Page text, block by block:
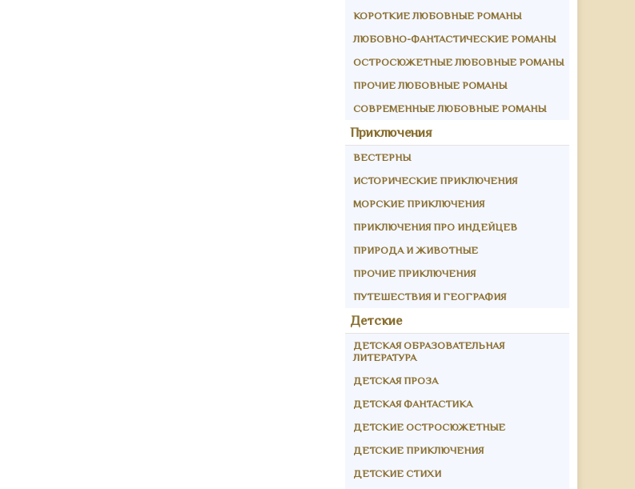
КОРОТКИЕ ЛЮБОВНЫЕ РОМАНЫ
ЛЮБОВНО-ФАНТАСТИЧЕСКИЕ РОМАНЫ
ОСТРОСЮЖЕТНЫЕ ЛЮБОВНЫЕ РОМАНЫ
ПРОЧИЕ ЛЮБОВНЫЕ РОМАНЫ
СОВРЕМЕННЫЕ ЛЮБОВНЫЕ РОМАНЫ
Приключения
ВЕСТЕРНЫ
ИСТОРИЧЕСКИЕ ПРИКЛЮЧЕНИЯ
МОРСКИЕ ПРИКЛЮЧЕНИЯ
ПРИКЛЮЧЕНИЯ ПРО ИНДЕЙЦЕВ
ПРИРОДА И ЖИВОТНЫЕ
ПРОЧИЕ ПРИКЛЮЧЕНИЯ
ПУТЕШЕСТВИЯ И ГЕОГРАФИЯ
Детские
ДЕТСКАЯ ОБРАЗОВАТЕЛЬНАЯ
ЛИТЕРАТУРА
ДЕТСКАЯ ПРОЗА
ДЕТСКАЯ ФАНТАСТИКА
ДЕТСКИЕ ОСТРОСЮЖЕТНЫЕ
ДЕТСКИЕ ПРИКЛЮЧЕНИЯ
ДЕТСКИЕ СТИХИ